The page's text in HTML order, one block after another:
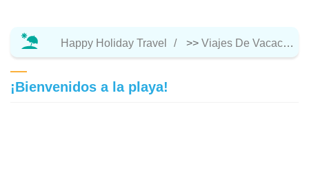
Happy Holiday Travel >> Viajes De Vacaciones
¡Bienvenidos a la playa!